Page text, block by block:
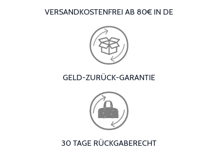
VERSANDKOSTENFREI AB 80€ IN DE
GELD-ZURÜCK-GARANTIE
30 TAGE RÜCKGABERECHT